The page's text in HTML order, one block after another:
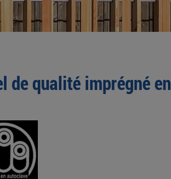
de qualité imprégné